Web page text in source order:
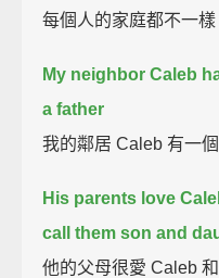
每個人的家庭都不一
My neighbor Caleb
a father
我的鄰居 Caleb 有一
His parents love
call them son and
他的父母很愛 Caleb